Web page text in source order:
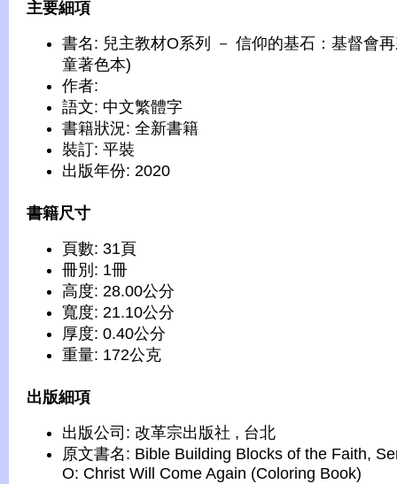
主要細項
書名: 兒主教材O系列 － 信仰的基石：基督會
童著色本)
作者:
語文: 中文繁體字
書籍狀況: 全新書籍
裝訂: 平裝
出版年份: 2020
書籍尺寸
頁數: 31頁
冊別: 1冊
高度: 28.00公分
寬度: 21.10公分
厚度: 0.40公分
重量: 172公克
出版細項
出版公司: 改革宗出版社 , 台北
原文書名: Bible Building Blocks of the Faith,
O: Christ Will Come Again (Coloring Book)